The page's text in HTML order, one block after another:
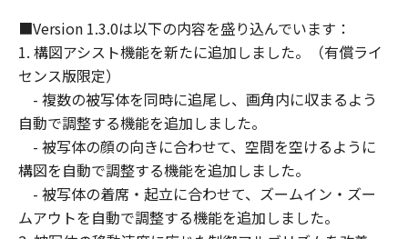
いものとします。
契約期間
(1) 「本契約」は、お客様が「許諾ソフト
ウェア」をインストールし、使用された時
点で発効し、下記(2)または(3)により終了
されるまで有効に存続します。
(2) お客様は、「許諾ソフトウェア」およ
びその複製物のすべてを廃棄および消去す
■Version 1.3.0は以下の内容を盛り込んでいます：
1. 構図アシスト機能を新たに追加しました。（有償ライ
センス版限定）
- 複数の被写体を同時に追尾し、画角内に収まるよう
自動で調整する機能を追加しました。
- 被写体の顔の向きに合わせて、空間を空けるように
構図を自動で調整する機能を追加しました。
- 被写体の着席・起立に合わせて、ズームイン・ズー
ムアウトを自動で調整する機能を追加しました。